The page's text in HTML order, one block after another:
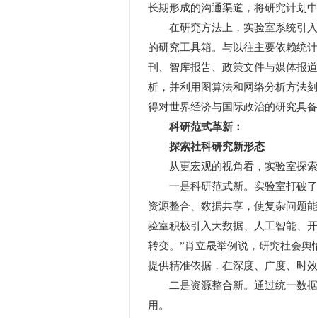
长期形成的沟通渠道，将研究计划
在研究方法上，实验室系统引入
的研究工具箱。与以往主要依赖统
刊、智库报告、政策文件与媒体报
析，并利用图算法和网络分析方法
得对世界经济与国际政治的研究具
科研范式革新：
探索社科研究新形态
从更宏观的视角看，实验室探索
一是科研范式新。实验室打破了
资源整合、数据共享，使复杂问题
验室积极引入大数据、人工智能、
转变。”肖立晟举例说，研究社会
提供精准依据，在深度、广度、时
二是资源整合新。通过统一数据
用。